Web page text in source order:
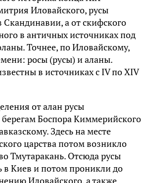
Иловайского, русы
а от скифского
в античных источниках под
Точнее, по Иловайскому,
росы (русы) и аланы.
в источниках с IV по XIV
от алан русы
берегам Боспора Киммерийского
Здесь на месте
царства потом возникло
Тмутаракань. Отсюда русы
Киев и потом проникли до
Иловайского, а также